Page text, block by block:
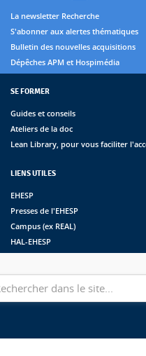
La newsletter Recherche
S'abonner aux alertes thématiques
Bulletin des nouvelles acquisitions
Dépêches APM et Hospimédia
SE FORMER
Guides et conseils
Ateliers de la doc
Lean Library, pour vous faciliter
LIENS UTILES
EHESP
Presses de l'EHESP
Campus (ex REAL)
HAL-EHESP
Suivez les